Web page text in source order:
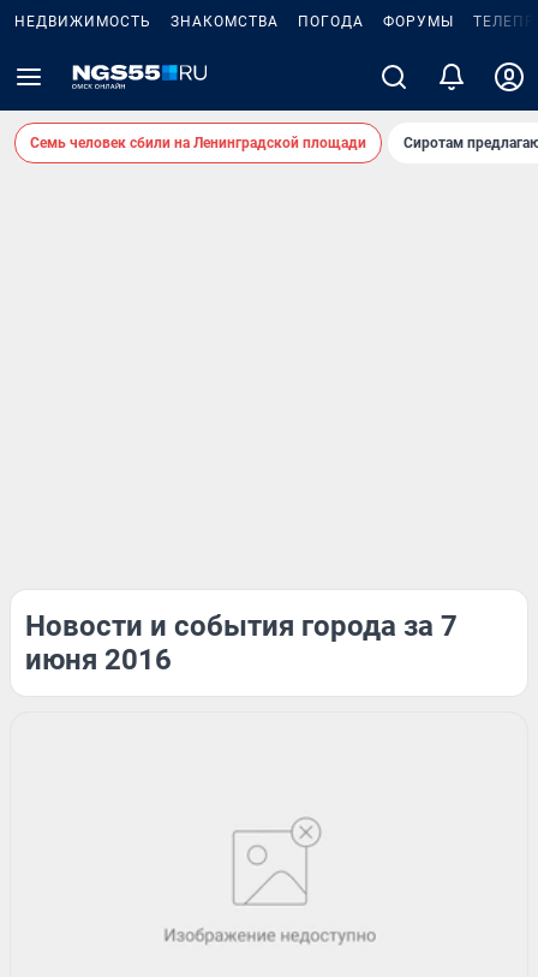
НЕДВИЖИМОСТЬ ЗНАКОМСТВА ПОГОДА ФОРУМЫ
Семь человек сбили на Ленинградской площади Сиротам
Новости и события города за 7
июня 2016